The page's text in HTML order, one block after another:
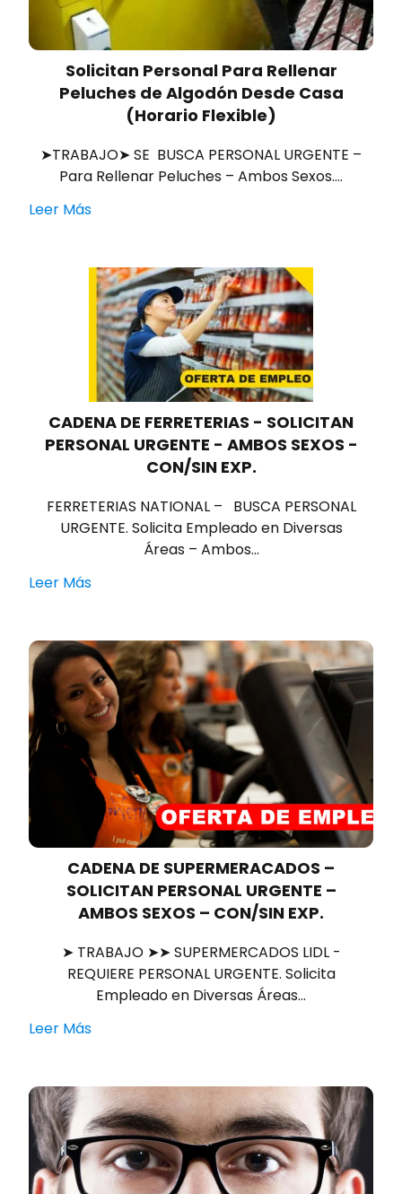
Solicitan Personal Para Rellenar
Peluches de Algodón Desde Casa
(Horario Flexible)
➤TRABAJO➤ SE BUSCA PERSONAL URGENTE –
Para Rellenar Peluches – Ambos Sexos.…
Leer Más
CADENA DE FERRETERIAS - SOLICITAN
PERSONAL URGENTE - AMBOS SEXOS -
CON/SIN EXP.
FERRETERIAS NATIONAL – BUSCA PERSONAL
URGENTE. Solicita Empleado en Diversas
Áreas – Ambos…
Leer Más
CADENA DE SUPERMERACADOS –
SOLICITAN PERSONAL URGENTE –
AMBOS SEXOS – CON/SIN EXP.
➤ TRABAJO ➤➤ SUPERMERCADOS LIDL -
REQUIERE PERSONAL URGENTE. Solicita
Empleado en Diversas Áreas…
Leer Más